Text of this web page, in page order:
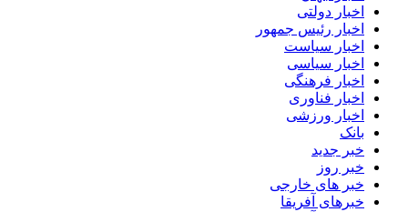
اخبار دولتی
اخبار رئیس جمهور
اخبار سیاست
اخبار سیاسی
اخبار فرهنگی
اخبار فناوری
اخبار ورزشی
بانک
خبر جدید
خبر روز
خبر های خارجی
خبرهای آفریقا